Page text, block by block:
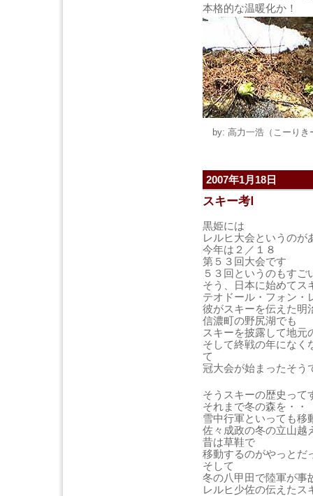
本格的な温暖化か！
by: 高力一浩（こーりき
2007年1月18日
スキー考Ⅰ
黒姫には
レルヒ大会というのが
今年は２／１８
第５３回大会です
５３回というのもす
そう、日本に始めてス
テオドール・フォン・
彼がスキーを伝えた明
信濃町の野尻湖でも
スキーを披露して地元
そして終戦の年になく
て
冠大会が始まったそう
そうスキーの歴史って
それまで冬の森を・・
雪中行軍といっても移
佐々成政の冬の立山越
昔は草鞋で
移動するのがやっとだ
そして
冬の八甲田で陸軍が事
レルヒ少佐の伝えたス